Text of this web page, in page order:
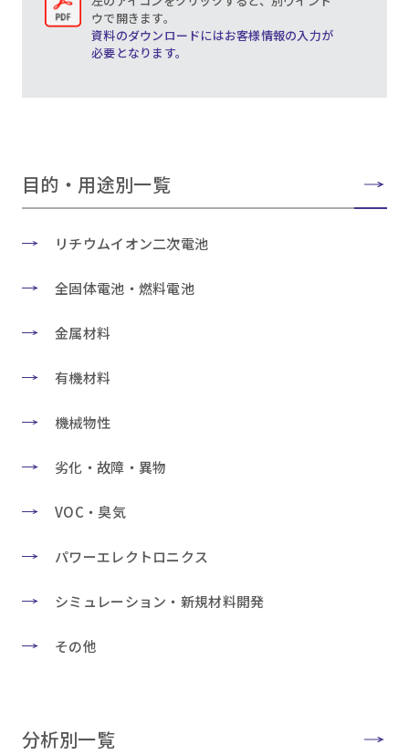
ウで開きます。
資料のダウンロードにはお客様情報の入力が
必要となります。
目的・用途別一覧
リチウムイオン二次電池
全固体電池・燃料電池
金属材料
有機材料
機械物性
劣化・故障・異物
VOC・臭気
パワーエレクトロニクス
シミュレーション・新規材料開発
その他
分析別一覧